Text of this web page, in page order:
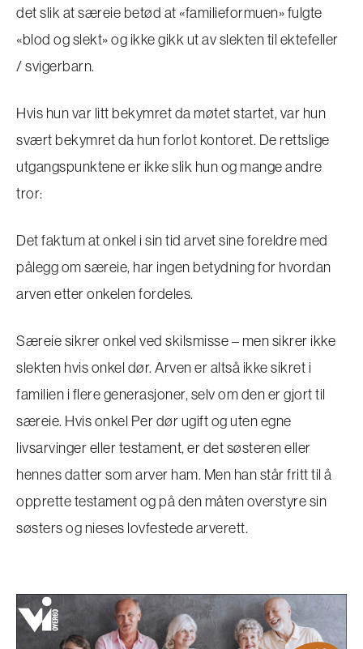
det slik at særeie betød at «familieformuen» fulgte
«blod og slekt» og ikke gikk ut av slekten til ektefeller
/ svigerbarn.
Hvis hun var litt bekymret da møtet startet, var hun
svært bekymret da hun forlot kontoret. De rettslige
utgangspunktene er ikke slik hun og mange andre
tror:
Det faktum at onkel i sin tid arvet sine foreldre med
pålegg om særeie, har ingen betydning for hvordan
arven etter onkelen fordeles.
Særeie sikrer onkel ved skilsmisse – men sikrer ikke
slekten hvis onkel dør. Arven er altså ikke sikret i
familien i flere generasjoner, selv om den er gjort til
særeie. Hvis onkel Per dør ugift og uten egne
livsarvinger eller testament, er det søsteren eller
hennes datter som arver ham. Men han står fritt til å
opprette testament og på den måten overstyre sin
søsters og nieses lovfestede arverett.